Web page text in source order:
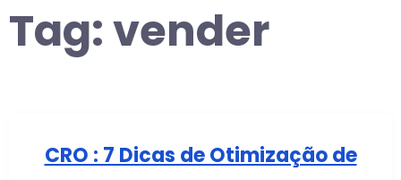
Tag:vender
CRO : 7 Dicas de Otimização de